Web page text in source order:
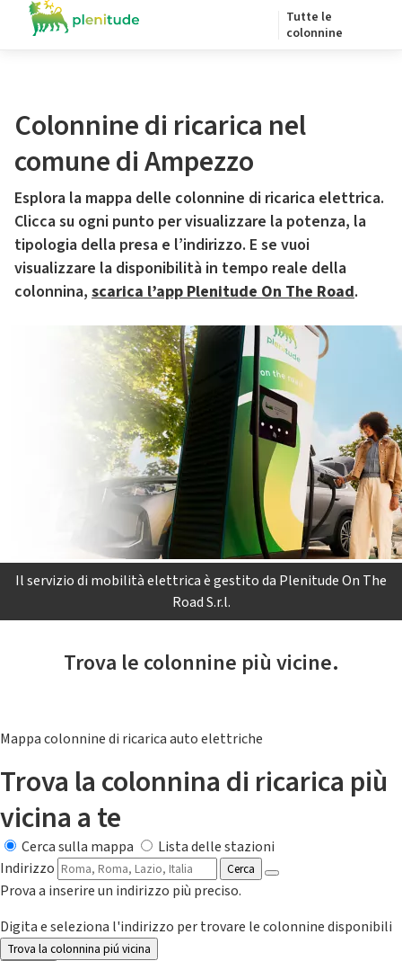
Tutte le
colonnine
Colonnine di ricarica nel
comune di Ampezzo
Esplora la mappa delle colonnine di ricarica elettrica.
Clicca su ogni punto per visualizzare la potenza, la
tipologia della presa e l’indirizzo. E se vuoi
visualizzare la disponibilità in tempo reale della
colonnina, scarica l’app Plenitude On The Road.
Il servizio di mobilità elettrica è gestito da Plenitude On The
Road S.r.l.
Trova le colonnine più vicine.
Mappa colonnine di ricarica auto elettriche
Trova la colonnina di ricarica più
vicina a te
Cerca sulla mappa
Lista delle stazioni
Indirizzo
Cerca
Prova a inserire un indirizzo più preciso.
Digita e seleziona l'indirizzo per trovare le colonnine disponibili
Trova la colonnina piú vicina